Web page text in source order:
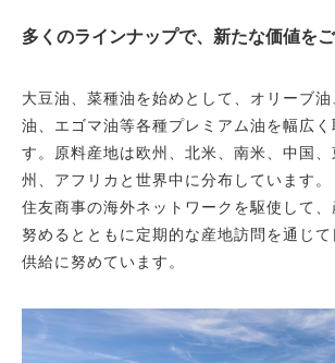
多くのラインナップで、新たな価値を
大豆油、菜種油を始めとして、オリーブ
油、エゴマ油等各種プレミアム油を幅広く
す。原料産地は欧州、北米、南米、中国
州、アフリカと世界中に分布しています。
住友商事の海外ネットワークを駆使して
努めるとともに定期的な産地訪問を通じ
供給に努めています。